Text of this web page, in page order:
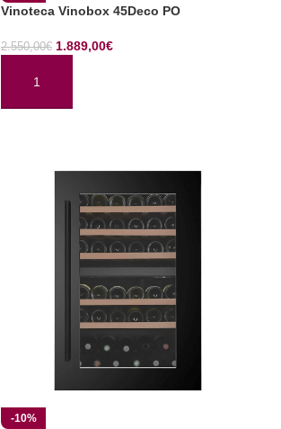
Vinoteca Vinobox 45Deco PO
2.550,00€ 1.889,00€
AÑADIR AL CARRITO
-10%